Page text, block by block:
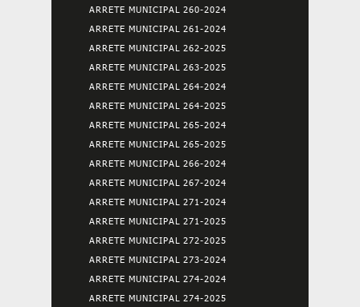
ARRETE MUNICIPAL 260-2024
ARRETE MUNICIPAL 261-2024
ARRETE MUNICIPAL 262-2025
ARRETE MUNICIPAL 263-2025
ARRETE MUNICIPAL 264-2024
ARRETE MUNICIPAL 264-2025
ARRETE MUNICIPAL 265-2024
ARRETE MUNICIPAL 265-2025
ARRETE MUNICIPAL 266-2024
ARRETE MUNICIPAL 267-2024
ARRETE MUNICIPAL 271-2024
ARRETE MUNICIPAL 271-2025
ARRETE MUNICIPAL 272-2025
ARRETE MUNICIPAL 273-2024
ARRETE MUNICIPAL 274-2024
ARRETE MUNICIPAL 274-2025